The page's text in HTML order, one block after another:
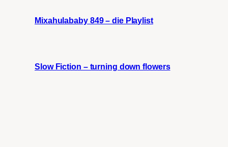
Mixahulababy 849 – die Playlist
Slow Fiction – turning down flowers